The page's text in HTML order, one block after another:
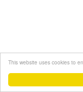
This website uses cookies to